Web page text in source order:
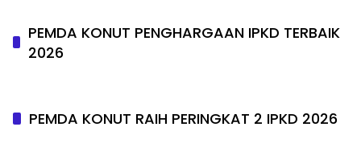
PEMDA KONUT PENGHARGAAN IPKD TERBAIK
2026
PEMDA KONUT RAIH PERINGKAT 2 IPKD 2026